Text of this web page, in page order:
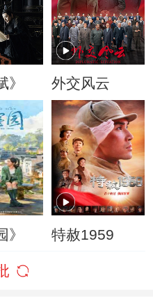
》 外交风云
》 特赦1959